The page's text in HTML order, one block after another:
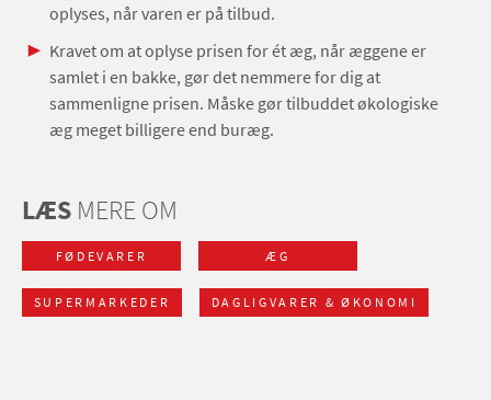
oplyses, når varen er på tilbud.
Kravet om at oplyse prisen for ét æg, når æggene er
samlet i en bakke, gør det nemmere for dig at
sammenligne prisen. Måske gør tilbuddet økologiske
æg meget billigere end buræg.
LÆS MERE OM
FØDEVARER ÆG
SUPERMARKEDER DAGLIGVARER & ØKONOMI